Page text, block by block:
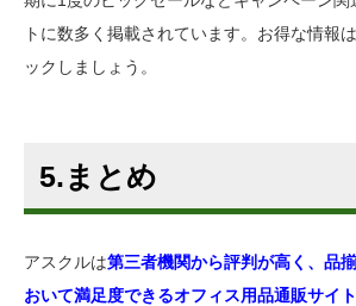
トに数多く掲載されています。お得な情報
ックしましょう。
5.まとめ
アスクルは第三者機関から評判が高く、品
おいて満足度できるオフィス用品通販サイト